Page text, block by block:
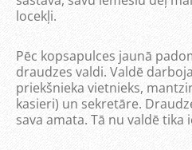
locekļi.
Pēc kopsapulces jaunā
draudzes valdi. Valdē
priekšnieka vietnieks,
kasieri) un sekretāre.
sava amata. Tā nu valdē tika